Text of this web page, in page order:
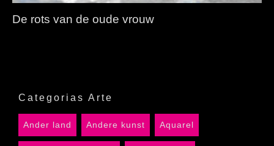
De rots van de oude vrouw
Categorias Arte
Ander land Andere kunst Aquarel